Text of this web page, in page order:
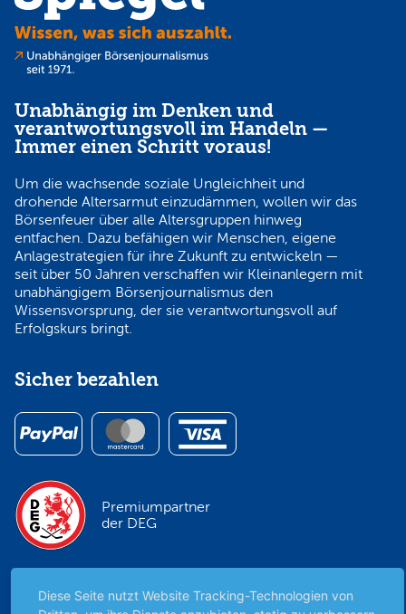
Unabhängig im Denken und
verantwortungsvoll im Handeln —
Immer einen Schritt voraus!
Um die wachsende soziale Ungleichheit und
drohende Altersarmut einzudämmen, wollen wir das
Börsenfeuer über alle Altersgruppen hinweg
entfachen. Dazu befähigen wir Menschen, eigene
Anlagestrategien für ihre Zukunft zu entwickeln —
seit über 50 Jahren verschaffen wir Kleinanlegern mit
unabhängigem Börsenjournalismus den
Wissensvorsprung, der sie verantwortungsvoll auf
Erfolgskurs bringt.
Sicher bezahlen
Premiumpartner
der DEG
Diese Seite nutzt Website Tracking-Technologien von